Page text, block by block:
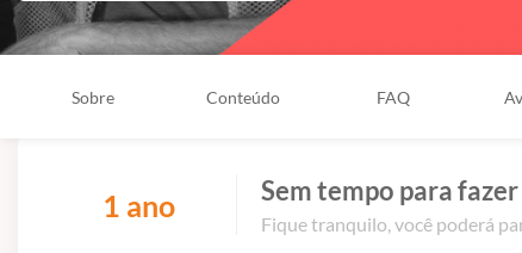
Sobre Conteúdo FAQ
1 ano Sem tempo para
Fique tranquilo, você poderá